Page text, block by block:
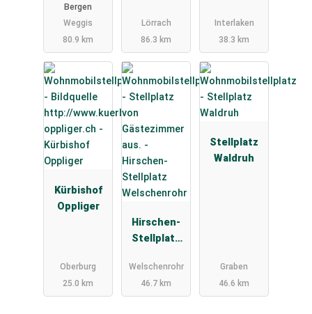
Bergen
Weggis
80.9 km
Lörrach
86.3 km
Interlaken
38.3 km
Kürbishof
Oppliger
Oberburg
25.0 km
Hirschen-
Stellplatz
hr
Welschenrohr
46.7 km
Stellplatz
Waldruh
Graben
46.6 km